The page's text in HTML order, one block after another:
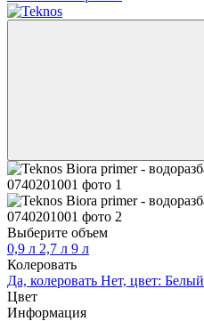
Выберите объем
0,9 л 2,7 л 9 л
Колеровать
Да, колеровать Нет, цвет: Белый
Цвет
Информация